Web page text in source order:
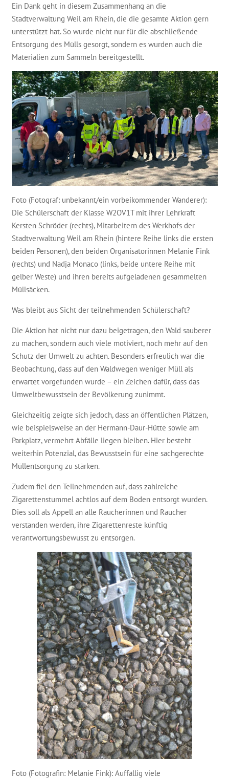
Ein Dank geht in diesem Zusammenhang an die
Stadtverwaltung Weil am Rhein, die die gesamte Aktion gern
unterstützt hat. So wurde nicht nur für die abschließende
Entsorgung des Mülls gesorgt, sondern es wurden auch die
Materialien zum Sammeln bereitgestellt.
Foto (Fotograf: unbekannt/ein vorbeikommender Wanderer):
Die Schülerschaft der Klasse W2OV1T mit ihrer Lehrkraft
Kersten Schröder (rechts), Mitarbeitern des Werkhofs der
Stadtverwaltung Weil am Rhein (hintere Reihe links die ersten
beiden Personen), den beiden Organisatorinnen Melanie Fink
(rechts) und Nadja Monaco (links, beide untere Reihe mit
gelber Weste) und ihren bereits aufgeladenen gesammelten
Müllsäcken.
Was bleibt aus Sicht der teilnehmenden Schülerschaft?
Die Aktion hat nicht nur dazu beigetragen, den Wald sauberer
zu machen, sondern auch viele motiviert, noch mehr auf den
Schutz der Umwelt zu achten. Besonders erfreulich war die
Beobachtung, dass auf den Waldwegen weniger Müll als
erwartet vorgefunden wurde – ein Zeichen dafür, dass das
Umweltbewusstsein der Bevölkerung zunimmt.
Gleichzeitig zeigte sich jedoch, dass an öffentlichen Plätzen,
wie beispielsweise an der Hermann-Daur-Hütte sowie am
Parkplatz, vermehrt Abfälle liegen bleiben. Hier besteht
weiterhin Potenzial, das Bewusstsein für eine sachgerechte
Müllentsorgung zu stärken.
Zudem fiel den Teilnehmenden auf, dass zahlreiche
Zigarettenstummel achtlos auf dem Boden entsorgt wurden.
Dies soll als Appell an alle Raucherinnen und Raucher
verstanden werden, ihre Zigarettenreste künftig
verantwortungsbewusst zu entsorgen.
Foto (Fotografin: Melanie Fink): Auffällig viele